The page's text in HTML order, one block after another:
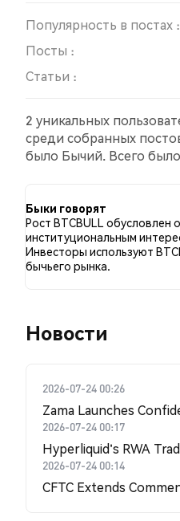
Популярность в постах :
Посты :
Статьи :
2 уникальных
среди собранных
было Бычий. Всего
Быки говорят
Рост BTCBULL
институциональным
Инвесторы используют
бычьего рынка.
Новости
2026-07-24 00:26
Zama Launches
2026-07-24 00:17
Hyperliquid's RWA
2026-07-24 00:14
CFTC Extends